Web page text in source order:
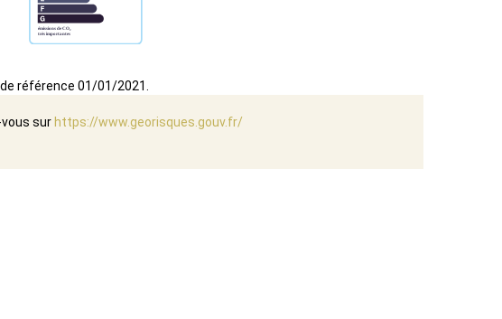
référence 01/01/2021.
sur https://www.georisques.gouv.fr/